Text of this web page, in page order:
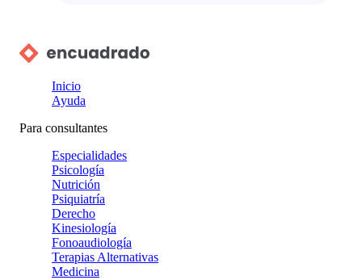
Inicio
Ayuda
Para consultantes
Especialidades
Psicología
Nutrición
Psiquiatría
Derecho
Kinesiología
Fonoaudiología
Terapias Alternativas
Medicina